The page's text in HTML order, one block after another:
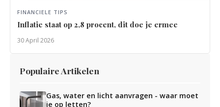
FINANCIELE TIPS
Inflatie staat op 2,8 procent, dit doe je ermee
30 April 2026
Populaire Artikelen
Gas, water en licht aanvragen - waar moet
je op letten?